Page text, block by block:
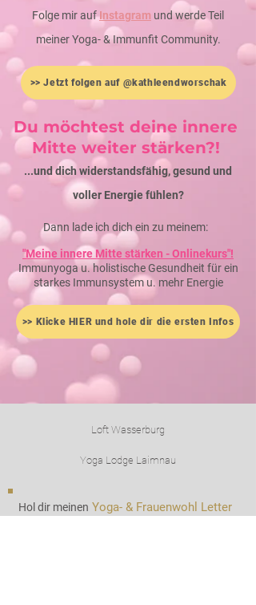
Folge mir aufInstagram und werde Teil
meiner Yoga- & Immunfit Community.
>> Jetzt folgen auf @kathleendworschak
Du möchtest deine innere
Mitte weiter stärken?!
...und dich widerstandsfähig, gesund und
voller Energie fühlen?
Dann lade ich dich ein zu meinem:
"Meine innere Mitte stärken - Onlinekurs"!
Immunyoga u. holistische Gesundheit für ein
starkes Immunsystem u. mehr Energie
>> Klicke HIER und hole dir die ersten Infos
Loft Wasserburg
Yoga Lodge Laimnau
Hol dir meinen Yoga- & Frauenwoh l Letter